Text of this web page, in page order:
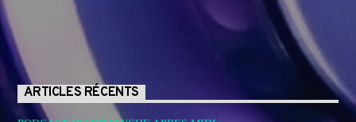
ARTICLES RÉCENTS